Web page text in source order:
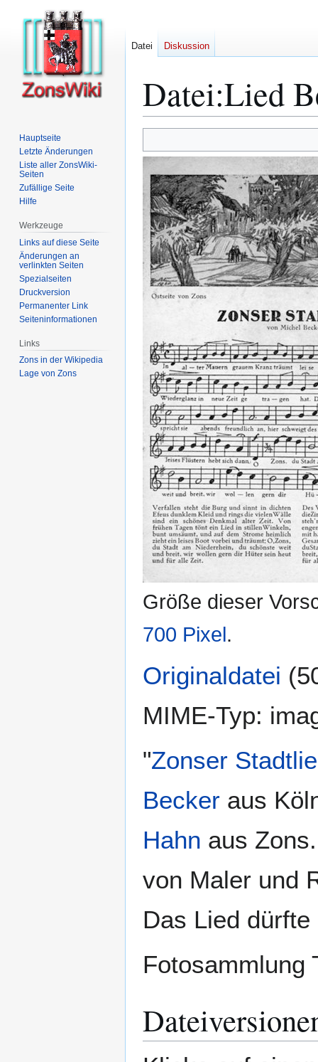
Datei:Lied
Navigation
Suche
Größe dieser
700 Pixel.
Originaldatei
MIME-Typ:
"Zonser
Becker aus
Hahn aus
von Maler und
Das Lied
Fotosammlung
Datei Diskussion
Hauptseite
Letzte Änderungen
Liste aller ZonsWiki-
Seiten
Zufällige Seite
Hilfe
Werkzeuge
Links auf diese Seite
Änderungen an
verlinkten Seiten
Spezialseiten
Druckversion
Permanenter Link
Seiten­­informationen
Links
Zons in der Wikipedia
Lage von Zons